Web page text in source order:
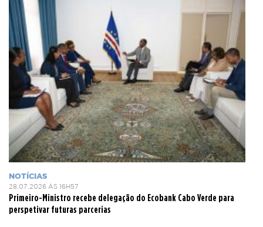
NOTÍCIAS
28.07.2026 ÀS 16H57
Primeiro-Ministro recebe delegação do Ecobank Cabo Verde para
perspetivar futuras parcerias